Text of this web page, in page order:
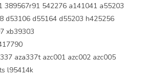
389567r91 542276 a141041 a55203
d53106 d55164 d55203 h425256
xb39303
aza337t azc001 azc002 azc005
l95414k